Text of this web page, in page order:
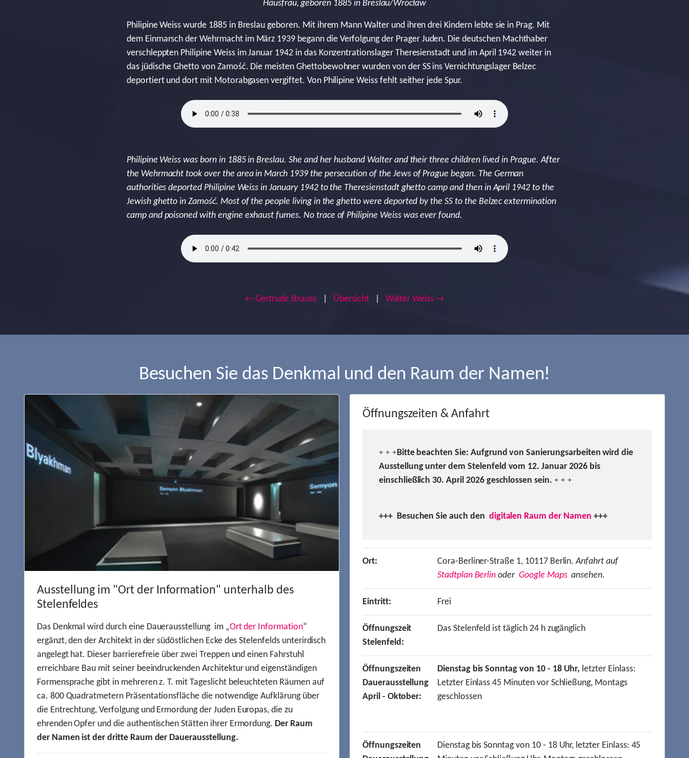
Hausfrau, geboren 1885 in Breslau/Wrocław
Philipine Weiss wurde 1885 in Breslau geboren. Mit ihrem Mann Walter und ihren drei Kindern lebte sie in Prag. Mit
dem Einmarsch der Wehrmacht im März 1939 begann die Verfolgung der Prager Juden. Die deutschen Machthaber
verschleppten Philipine Weiss im Januar 1942 in das Konzentrationslager Theresienstadt und im April 1942 weiter in
das jüdische Ghetto von Zamość. Die meisten Ghettobewohner wurden von der SS ins Vernichtungslager Belzec
deportiert und dort mit Motorabgasen vergiftet. Von Philipine Weiss fehlt seither jede Spur.
Philipine Weiss was born in 1885 in Breslau. She and her husband Walter and their three children lived in Prague. After
the Wehrmacht took over the area in March 1939 the persecution of the Jews of Prague began. The German
authorities deported Philipine Weiss in January 1942 to the Theresienstadt ghetto camp and then in April 1942 to the
Jewish ghetto in Zamość. Most of the people living in the ghetto were deported by the SS to the Belzec extermination
camp and poisoned with engine exhaust fumes. No trace of Philipine Weiss was ever found.
← Gertrude Strauss Übersicht Walter Weiss →
Besuchen Sie das Denkmal und den Raum der Namen!
Ausstellung im "Ort der Information" unterhalb des
Stelenfeldes
Das Denkmal wird durch eine Dauerausstellung im „Ort der Information“
ergänzt, den der Architekt in der südöstlichen Ecke des Stelenfelds unterirdisch
angelegt hat. Dieser barrierefreie über zwei Treppen und einen Fahrstuhl
erreichbare Bau mit seiner beeindruckenden Architektur und eigenständigen
Formensprache gibt in mehreren z. T. mit Tageslicht beleuchteten Räumen auf
ca. 800 Quadratmetern Präsentationsfläche die notwendige Aufklärung über
die Entrechtung, Verfolgung und Ermordung der Juden Europas, die zu
ehrenden Opfer und die authentischen Stätten ihrer Ermordung. Der Raum
der Namen ist der dritte Raum der Dauerausstellung.
Öffnungszeiten & Anfahrt
+ + +Bitte beachten Sie: Aufgrund von Sanierungsarbeiten wird die
Ausstellung unter dem Stelenfeld vom 12. Januar 2026 bis
einschließlich 30. April 2026 geschlossen sein. + + +
+++ Besuchen Sie auch den digitalen Raum der Namen +++
Ort: Cora-Berliner-Straße 1, 10117 Berlin.Anfahrt auf
Stadtplan Berlin oder Google Mapsansehen.
Eintritt: Frei
Öffnungszeit
Stelenfeld:
Das Stelenfeld ist täglich 24 h zugänglich
Öffnungszeiten
Dauerausstellung
April - Oktober:
Dienstag bis Sonntag von 10 - 18 Uhr, letzter Einlass:
Letzter Einlass 45 Minuten vor Schließung, Montags
geschlossen
Öffnungszeiten
Dienstag bis Sonntag von 10 - 18 Uhr, letzter Einlass: 45